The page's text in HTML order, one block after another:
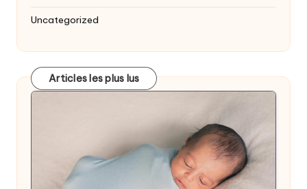
Uncategorized
Articles les plus lus